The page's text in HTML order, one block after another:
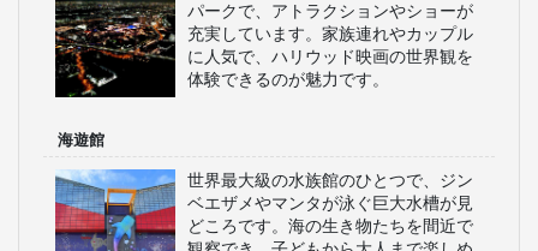
パークで、アトラクションやショーが
充実しています。家族連れやカップル
に人気で、ハリウッド映画の世界観を
体験できるのが魅力です。
海遊館
世界最大級の水族館のひとつで、ジン
ベエザメやマンタが泳ぐ巨大水槽が見
どころです。海の生き物たちを間近で